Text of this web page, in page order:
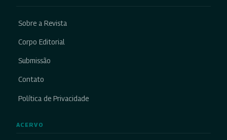
Sobre a Revista
Corpo Editorial
Submissão
Contato
Política de Privacidade
ACERVO